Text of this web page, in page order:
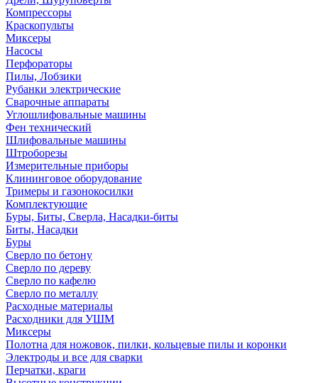
Компрессоры
Краскопульты
Миксеры
Насосы
Перфораторы
Пилы, Лобзики
Рубанки электрические
Сварочные аппараты
Углошлифовальные машины
Фен технический
Шлифовальные машины
Штроборезы
Измерительные приборы
Клининговое оборудование
Тримеры и газонокосилки
Комплектующие
Буры, Биты, Сверла, Насадки-биты
Биты, Насадки
Буры
Сверло по бетону
Сверло по дереву
Сверло по кафелю
Сверло по металлу
Расходные материалы
Расходники для УШМ
Миксеры
Полотна для ножовок, пилки, кольцевые пилы и коронки
Электроды и все для сварки
Перчатки, краги